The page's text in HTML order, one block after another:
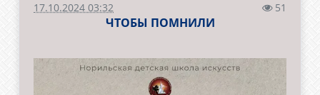
17.10.2024 03:32 51
ЧТОБЫ ПОМНИЛИ